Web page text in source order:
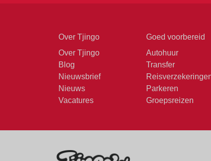
Over Tjingo
Over Tjingo
Blog
Nieuwsbrief
Nieuws
Vacatures
Goed voorbereid
Autohuur
Transfer
Parkeren
Groepsreizen